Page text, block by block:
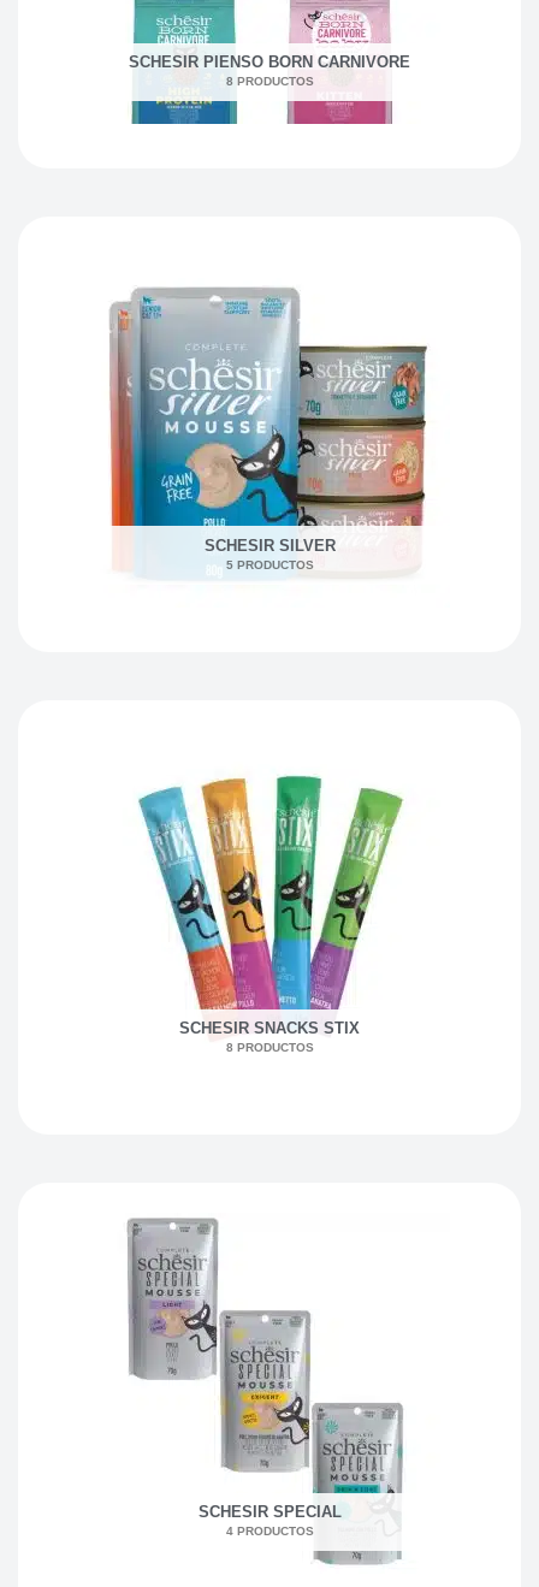
SCHESIR PIENSO BORN CARNIVORE
8 PRODUCTOS
SCHESIR SILVER
5 PRODUCTOS
SCHESIR SNACKS STIX
8 PRODUCTOS
SCHESIR SPECIAL
4 PRODUCTOS